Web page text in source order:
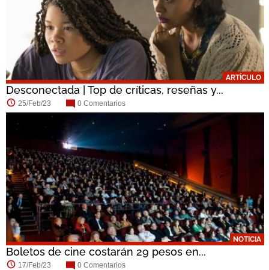
ARTÍCULO
Desconectada | Top de críticas, reseñas y...
25/Feb/23 0 Comentarios
NOTICIA
Boletos de cine costarán 29 pesos en...
17/Feb/23 0 Comentarios